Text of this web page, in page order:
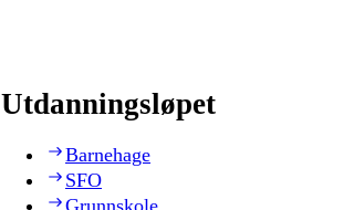
Utdanningsløpet
Barnehage
SFO